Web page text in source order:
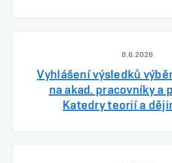
8.6.2026
Vyhlášení výsledků
na akad. pracovníky a
Katedry teorií a